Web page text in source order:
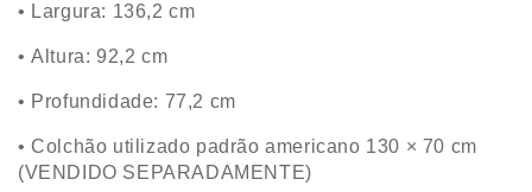
• Largura: 136,2 cm
•Altura: 92,2 cm
• Profundidade: 77,2 cm
•Colchão utilizado padrão americano 130 × 70 cm
(VENDIDO SEPARADAMENTE)